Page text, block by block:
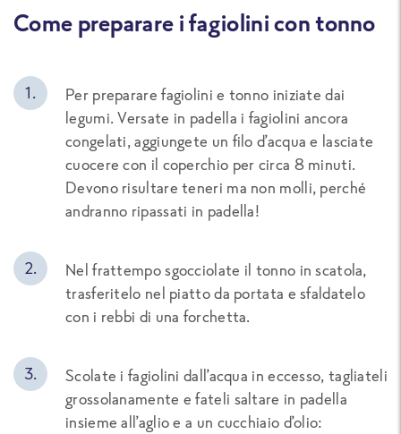
Come preparare i fagiolini con tonno
Per preparare fagiolini e tonno iniziate dai
legumi. Versate in padella i fagiolini ancora
congelati, aggiungete un filo d’acqua e lasciate
cuocere con il coperchio per circa 8 minuti.
Devono risultare teneri ma non molli, perché
andranno ripassati in padella!
Nel frattempo sgocciolate il tonno in scatola,
trasferitelo nel piatto da portata e sfaldatelo
con i rebbi di una forchetta.
Scolate i fagiolini dall’acqua in eccesso, tagliateli
grossolanamente e fateli saltare in padella
insieme all’aglio e a un cucchiaio d’olio: